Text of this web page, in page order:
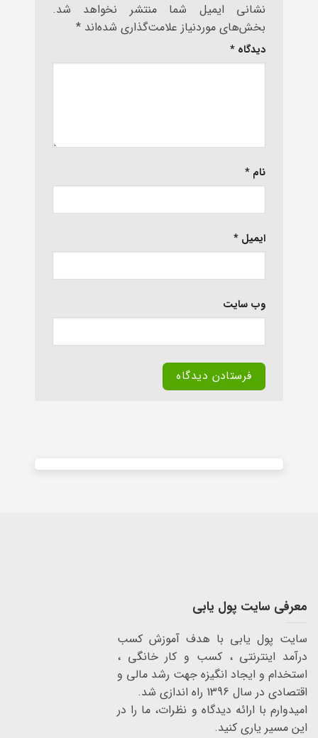
نشانی ایمیل شما منتشر نخواهد شد.
بخش‌های موردنیاز علامت‌گذاری شده‌اند *
دیدگاه *
نام *
ایمیل *
وب‌ سایت
معرفی سایت پول یابی
سایت پول یابی با هدف آموزش کسب
درآمد اینترنتی ، کسب و کار خانگی ،
استخدام و ایجاد انگیزه جهت رشد مالی و
اقتصادی در سال 1396 راه اندازی شد.
امیدوارم با ارائه دیدگاه و نظرات، ما را در
این مسیر یاری کنید.